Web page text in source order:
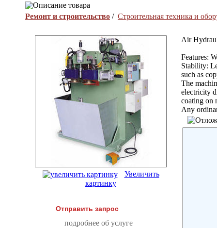
Описание товара
Ремонт и строительство / Строительная техника и
Увеличить
картинку
Отправить запрос
подробнее об услуге
Air
Features:
Stability:
such as
The
electricity
coating on
Any